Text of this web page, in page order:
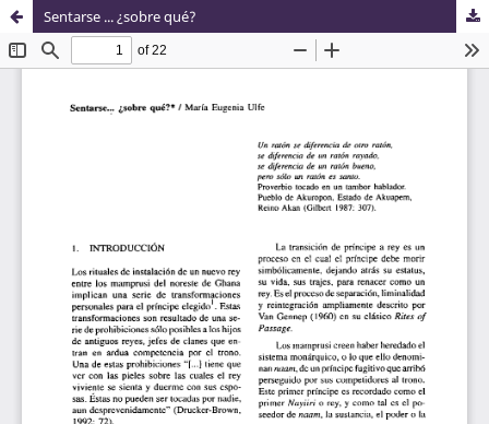
Sentarse ... ¿sobre qué?